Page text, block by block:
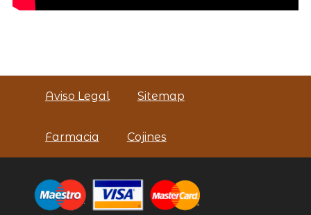
Aviso Legal Sitemap
Farmacia Cojines